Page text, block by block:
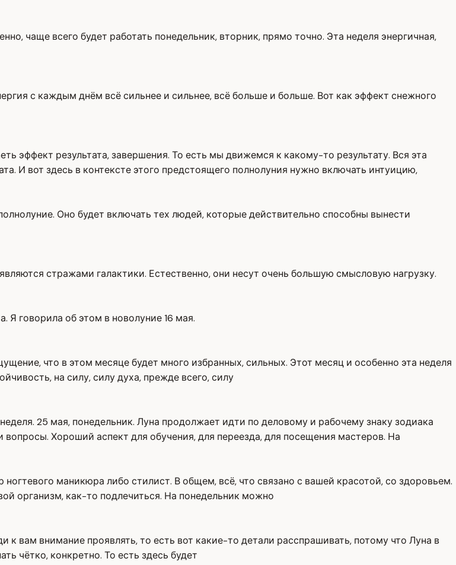
чаще всего будет работать понедельник, вторник, прямо точно. Эта неделя энергичная,
с каждым днём всё сильнее и сильнее, всё больше и больше. Вот как эффект снежного
эффект результата, завершения. То есть мы движемся к какому-то результату. Вся эта
И вот здесь в контексте этого предстоящего полнолуния нужно включать интуицию,
Оно будет включать тех людей, которые действительно способны вынести
стражами галактики. Естественно, они несут очень большую смысловую нагрузку.
Я говорила об этом в новолуние 16 мая.
что в этом месяце будет много избранных, сильных. Этот месяц и особенно эта неделя
на силу, силу духа, прежде всего, силу
25 мая, понедельник. Луна продолжает идти по деловому и рабочему знаку зодиака
Хороший аспект для обучения, для переезда, для посещения мастеров. На
маникюра либо стилист. В общем, всё, что связано с вашей красотой, со здоровьем.
организм, как-то подлечиться. На понедельник можно
к вам внимание проявлять, то есть вот какие-то детали расспрашивать, потому что Луна в
чётко, конкретно. То есть здесь будет